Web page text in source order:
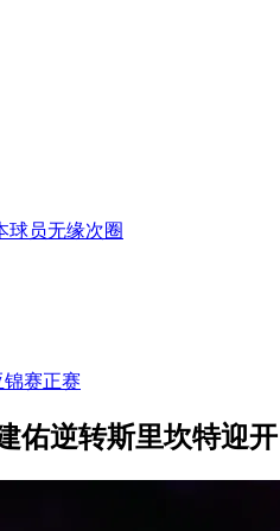
球员无缘次圈
赛正赛
佑逆转斯里坎特迎